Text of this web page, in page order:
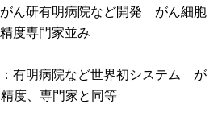
ん研有明病院など開発 がん細胞
度専門家並み
有明病院など世界初システム が
度、専門家と同等